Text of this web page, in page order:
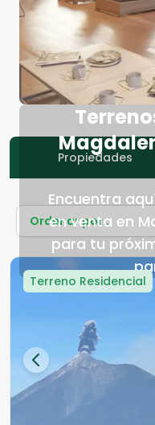
Encuentra
en venta en
para tu
Propiedades
Ordenar por...
Terreno Residencial